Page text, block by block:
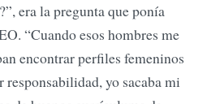
era la pregunta que ponía
“Cuando esos hombres me
encontrar perfiles femeninos
responsabilidad, yo sacaba mi